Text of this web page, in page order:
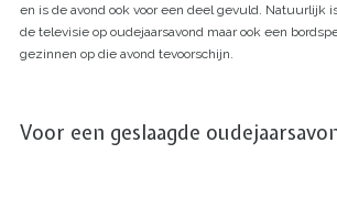
en is de avond ook voor een deel gevuld. Natuurlijk
de televisie op oudejaarsavond maar ook een
gezinnen op die avond tevoorschijn.
Voor een geslaagde